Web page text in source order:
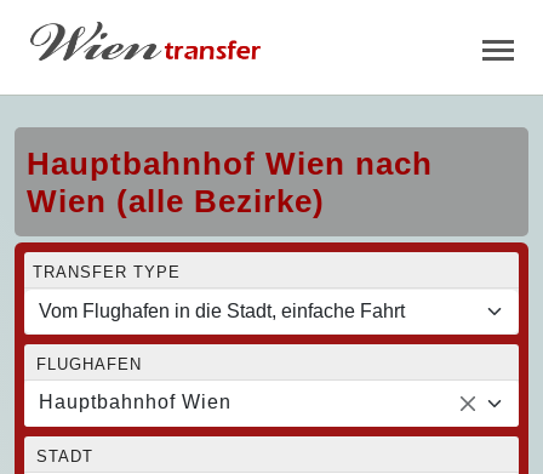
Hauptbahnhof Wien nach
Wien (alle Bezirke)
TRANSFER TYPE
FLUGHAFEN
Hauptbahnhof Wien
STADT